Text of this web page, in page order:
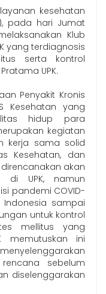
kesehatan
pada hari Jumat
Klub
yang terdiagnosis
serta kontrol
UPK.
Penyakit Kronis
Kesehatan yang
hidup para
kegiatan
kerja sama solid
Kesehatan, dan
akan
di UPK, namun
pandemi COVID-
sampai
untuk kontrol
mellitus yang
memutuskan ini
sebelum
diselenggarakan